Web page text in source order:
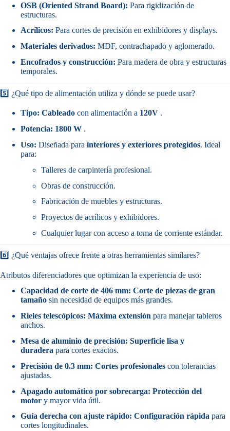
OSB (Oriented Strand Board): Para rigidización de
estructuras.
Acrílicos: Para cortes de precisión en exhibidores y displays.
Materiales derivados: MDF, contrachapado y aglomerado.
Encofrados y construcción: Para madera de obra y estructuras
temporales.
5️⃣ ¿Qué tipo de alimentación utiliza y dónde se puede usar?
Tipo: Cableado con alimentación a 120V .
Potencia: 1800 W .
Uso: Diseñada para interiores y exteriores protegidos. Ideal
para:
Talleres de carpintería profesional.
Obras de construcción.
Fabricación de muebles y estructuras.
Proyectos de acrílicos y exhibidores.
Cualquier lugar con acceso a toma de corriente estándar.
6️⃣ ¿Qué ventajas ofrece frente a otras herramientas similares?
Atributos diferenciadores que optimizan la experiencia de uso:
Capacidad de corte de 406 mm: Corte de piezas de gran
tamaño sin necesidad de equipos más grandes.
Rieles telescópicos: Máxima extensión para manejar tableros
anchos.
Mesa de aluminio de precisión: Superficie lisa y
duradera para cortes exactos.
Precisión de 0.3 mm: Cortes profesionales con tolerancias
ajustadas.
Apagado automático por sobrecarga: Protección del
motor y mayor vida útil.
Guía derecha con ajuste rápido: Configuración rápida para
cortes longitudinales.